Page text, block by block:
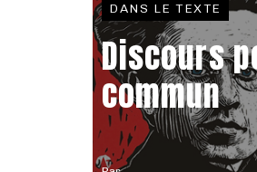
DANS LE TEXTE
Discours
commun